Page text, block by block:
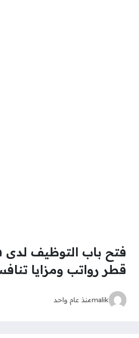
فتح باب التوظيف لدى
قطر رواتب ومزايا
malikمنذ عام واحد